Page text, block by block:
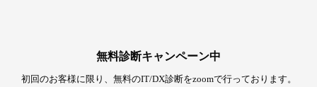
無料診断キャンペーン中
初回のお客様に限り、無料のIT/DX診断をzoomで行っております。